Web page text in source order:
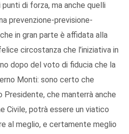
di forza, ma anche quelli
prevenzione-previsione-
in gran parte è affidata alla
circostanza che l’iniziativa in
dopo del voto di fiducia che la
Monti: sono certo che
Presidente, che manterrà anche
Civile, potrà essere un viatico
al meglio, e certamente meglio